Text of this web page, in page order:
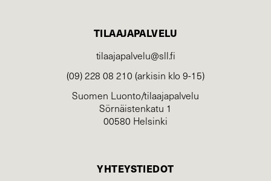
TILAAJAPALVELU
tilaajapalvelu@sll.fi
(09) 228 08 210 (arkisin klo 9-15)
Suomen Luonto/tilaajapalvelu
Sörnäistenkatu 1
00580 Helsinki
YHTEYSTIEDOT